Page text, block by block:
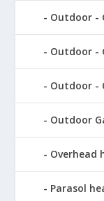
Outdoor -
Outdoor -
Outdoor -
Outdoor
Overhead
Parasol